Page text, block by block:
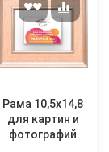
Рама 10,5x14,8
для картин и
фотографий